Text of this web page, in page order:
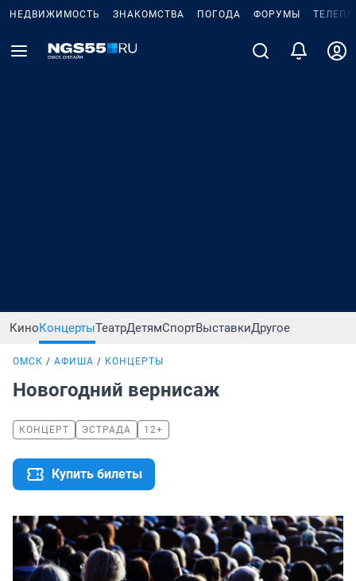
НЕДВИЖИМОСТЬ ЗНАКОМСТВА ПОГОДА ФОРУМЫ
КиноКонцертыТеатрДетямСпортВыставкиДругое
ОМСК АФИША КОНЦЕРТЫ
Новогодний вернисаж
КОНЦЕРТ ЭСТРАДА 12+
Купить билеты